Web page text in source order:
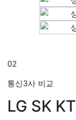
02
통신3사 비교
LG SK KT